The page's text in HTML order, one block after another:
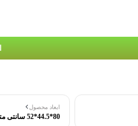
ابعاد محصول
80*44.5*52 سانتی متر